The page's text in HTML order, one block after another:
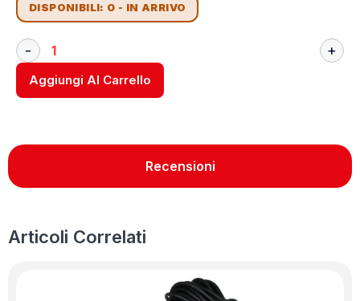
DISPONIBILI: 0 - IN ARRIVO
Aggiungi Al Carrello
Recensioni
Articoli Correlati